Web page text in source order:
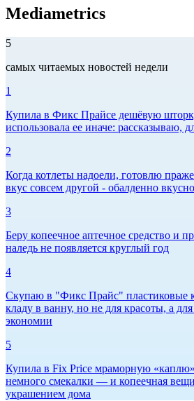
Mediametrics
5
самых читаемых новостей недели
1
Купила в Фикс Прайсе дешёвую
использовала ее иначе: рассказываю,
2
Когда котлеты надоели, готовлю
вкус совсем другой - обалденно
3
Беру копеечное аптечное средство и
наледь не появляется круглый год
4
Скупаю в "Фикс Прайс" пластиковые
кладу в ванну, но не для красоты, а
экономии
5
Купила в Fix Price мраморную
немного смекалки — и копеечная
украшением дома